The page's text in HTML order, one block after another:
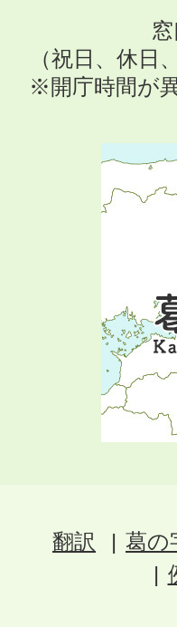
（祝日、休
※開庁時間が
翻訳 葛の